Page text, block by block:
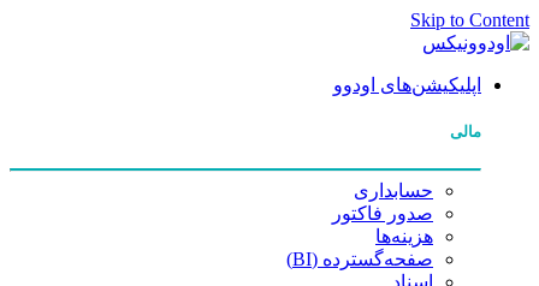
Skip to
اپلیکیشن‌های اودوو
حسابداری
صدور فاکتور
هزینه‌ها
صفحه‌گسترده (BI)